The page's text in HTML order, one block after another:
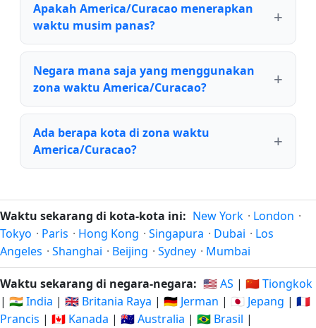
Apakah America/Curacao menerapkan
waktu musim panas?
Negara mana saja yang menggunakan
zona waktu America/Curacao?
Ada berapa kota di zona waktu
America/Curacao?
Waktu sekarang di kota-kota ini: New York · London ·
Tokyo · Paris · Hong Kong · Singapura · Dubai · Los
Angeles · Shanghai · Beijing · Sydney · Mumbai
Waktu sekarang di negara-negara: 🇺🇸 AS | 🇨🇳 Tiongkok
| 🇮🇳 India | 🇬🇧 Britania Raya | 🇩🇪 Jerman | 🇯🇵 Jepang | 🇫🇷
Prancis | 🇨🇦 Kanada | 🇦🇺 Australia | 🇧🇷 Brasil |